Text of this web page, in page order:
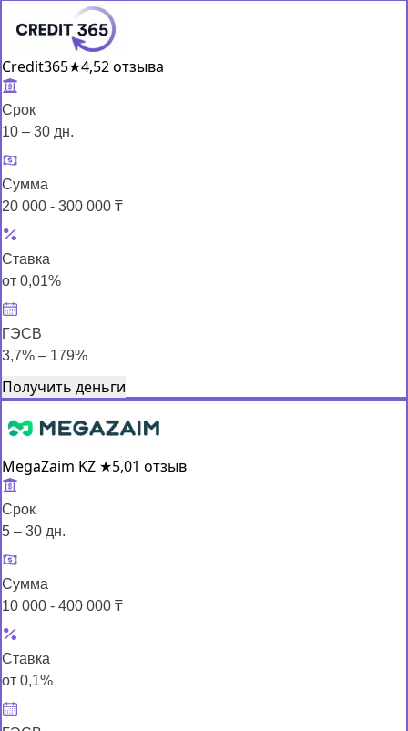
Credit365★4,52 отзыва
Срок
10 – 30 дн.
Сумма
20 000 - 300 000 ₸
Ставка
от 0,01%
ГЭСВ
3,7% – 179%
Получить деньги
MegaZaim KZ ★5,01 отзыв
Срок
5 – 30 дн.
Сумма
10 000 - 400 000 ₸
Ставка
от 0,1%